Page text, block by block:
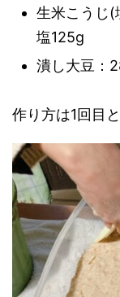
生米こうじ(
塩125g
潰し大豆：
作り方は1回目